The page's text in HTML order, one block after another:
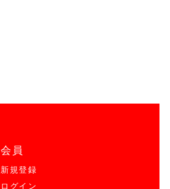
会員
新規登録
ログイン